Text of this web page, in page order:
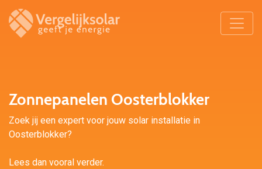
Zonnepanelen Oosterblokker
Zoek jij een expert voor jouw solar installatie in
Oosterblokker?
Lees dan vooral verder.